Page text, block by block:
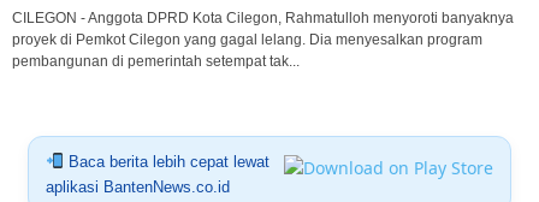
CILEGON - Anggota DPRD Kota Cilegon, Rahmatulloh menyoroti banyaknya
proyek di Pemkot Cilegon yang gagal lelang. Dia menyesalkan program
pembangunan di pemerintah setempat tak...
Baca berita lebih cepat lewat
aplikasi BantenNews.co.id